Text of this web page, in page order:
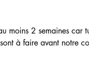
moins 2 semaines
à faire avant notre